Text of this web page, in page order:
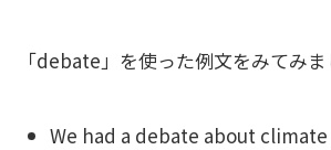
「debate」を使った例文をみてみま
We had a debate about